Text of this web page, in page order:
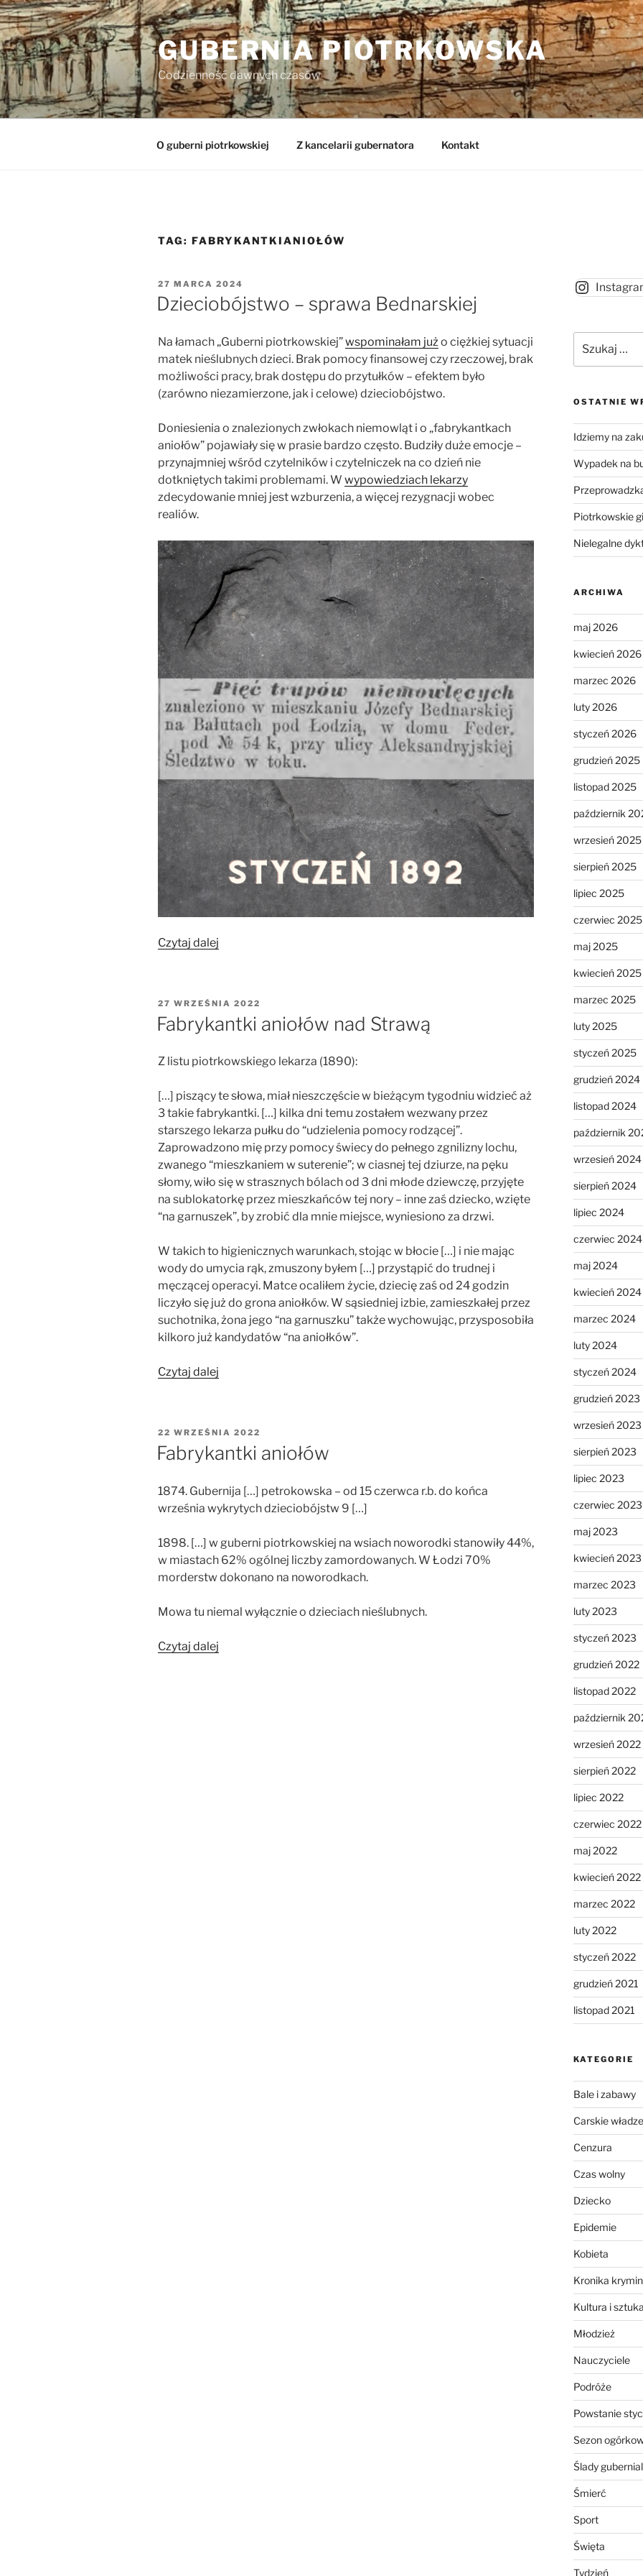
Przejdź
do
treści
GUBERNIA PIOTRKOWSKA
Codzienność dawnych czasów
O guberni piotrkowskiej Z kancelarii gubernatora Kontakt
TAG: FABRYKANTKIANIOŁÓW
OPUBLIKOWANE
W
27 MARCA 2024
Dzieciobójstwo – sprawa Bednarskiej
Na łamach „Guberni piotrkowskiej”wspominałam już o ciężkiej sytuacji
matek nieślubnych dzieci. Brak pomocy finansowej czy rzeczowej, brak
możliwości pracy, brak dostępu do przytułków – efektem było
(zarówno niezamierzone, jak i celowe) dzieciobójstwo.
Doniesienia o znalezionych zwłokach niemowląt i o „fabrykantkach
aniołów” pojawiały się w prasie bardzo często. Budziły duże emocje –
przynajmniej wśród czytelników i czytelniczek na co dzień nie
dotkniętych takimi problemami. W wypowiedziach lekarzy
zdecydowanie mniej jest wzburzenia, a więcej rezygnacji wobec
realiów.
Czytaj dalej
OPUBLIKOWANE
W
27 WRZEŚNIA 2022
Fabrykantki aniołów nad Strawą
Z listu piotrkowskiego lekarza (1890):
[…] piszący te słowa, miał nieszczęście w bieżącym tygodniu widzieć aż
3 takie fabrykantki. […] kilka dni temu zostałem wezwany przez
starszego lekarza pułku do “udzielenia pomocy rodzącej”.
Zaprowadzono mię przy pomocy świecy do pełnego zgnilizny lochu,
zwanego “mieszkaniem w suterenie”; w ciasnej tej dziurze, na pęku
słomy, wiło się w strasznych bólach od 3 dni młode dziewczę, przyjęte
na sublokatorkę przez mieszkańców tej nory – inne zaś dziecko, wzięte
“na garnuszek”, by zrobić dla mnie miejsce, wyniesiono za drzwi.
W takich to higienicznych warunkach, stojąc w błocie […] i nie mając
wody do umycia rąk, zmuszony byłem […] przystąpić do trudnej i
męczącej operacyi. Matce ocaliłem życie, dziecię zaś od 24 godzin
liczyło się już do grona aniołków. W sąsiedniej izbie, zamieszkałej przez
suchotnika, żona jego “na garnuszku” także wychowując, przysposobiła
kilkoro już kandydatów “na aniołków”.
Czytaj dalej
OPUBLIKOWANE
W
22 WRZEŚNIA 2022
Fabrykantki aniołów
1874. Gubernija […] petrokowska – od 15 czerwca r.b. do końca
września wykrytych dzieciobójstw 9 […]
1898. […] w guberni piotrkowskiej na wsiach noworodki stanowiły 44%,
w miastach 62% ogólnej liczby zamordowanych. W Łodzi 70%
morderstw dokonano na noworodkach.
Mowa tu niemal wyłącznie o dzieciach nieślubnych.
Czytaj dalej
OSTATNIE
Idziemy na
Wypadek na
Piotrkowskie
Nielegalne
ARCHIWA
maj 2026
kwiecień 2026
marzec 2026
luty 2026
styczeń 2026
grudzień 2025
listopad 2025
październik
wrzesień 2025
sierpień 2025
lipiec 2025
czerwiec 2025
maj 2025
kwiecień 2025
marzec 2025
luty 2025
styczeń 2025
grudzień 2024
listopad 2024
październik
wrzesień 2024
sierpień 2024
lipiec 2024
czerwiec 2024
maj 2024
kwiecień 2024
marzec 2024
luty 2024
styczeń 2024
grudzień 2023
wrzesień 2023
sierpień 2023
lipiec 2023
czerwiec 2023
maj 2023
kwiecień 2023
marzec 2023
luty 2023
styczeń 2023
grudzień 2022
listopad 2022
październik
wrzesień 2022
sierpień 2022
lipiec 2022
czerwiec 2022
maj 2022
kwiecień 2022
marzec 2022
luty 2022
styczeń 2022
grudzień 2021
listopad 2021
KATEGORIE
Bale i zabawy
Carskie władze
Cenzura
Czas wolny
Dziecko
Epidemie
Kobieta
Kronika
Kultura i
Młodzież
Nauczyciele
Podróże
Powstanie
Sezon
Ślady
Śmierć
Sport
Święta
Tydzień